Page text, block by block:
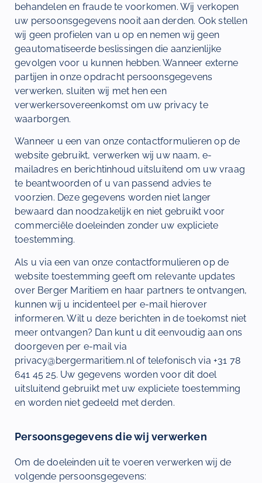
behandelen en fraude te voorkomen. Wij verkopen
uw persoonsgegevens nooit aan derden. Ook stellen
wij geen profielen van u op en nemen wij geen
geautomatiseerde beslissingen die aanzienlijke
gevolgen voor u kunnen hebben. Wanneer externe
partijen in onze opdracht persoonsgegevens
verwerken, sluiten wij met hen een
verwerkersovereenkomst om uw privacy te
waarborgen.
Wanneer u een van onze contactformulieren op de
website gebruikt, verwerken wij uw naam, e-
mailadres en berichtinhoud uitsluitend om uw vraag
te beantwoorden of u van passend advies te
voorzien. Deze gegevens worden niet langer
bewaard dan noodzakelijk en niet gebruikt voor
commerciële doeleinden zonder uw expliciete
toestemming.
Als u via een van onze contactformulieren op de
website toestemming geeft om relevante updates
over Berger Maritiem en haar partners te ontvangen,
kunnen wij u incidenteel per e-mail hierover
informeren. Wilt u deze berichten in de toekomst niet
meer ontvangen? Dan kunt u dit eenvoudig aan ons
doorgeven per e-mail via
privacy@bergermaritiem.nl of telefonisch via +31 78
641 45 25. Uw gegevens worden voor dit doel
uitsluitend gebruikt met uw expliciete toestemming
en worden niet gedeeld met derden.
Persoonsgegevens die wij verwerken
Om de doeleinden uit te voeren verwerken wij de
volgende persoonsgegevens: